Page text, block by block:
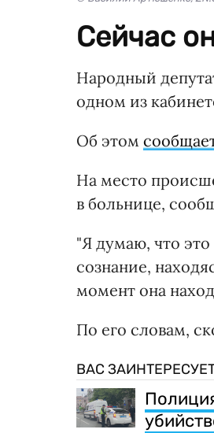
Сейчас
Народный
одном из
Об этом
На место
в больнице,
"Я думаю, что
сознание,
момент она
По его словам,
ВАС